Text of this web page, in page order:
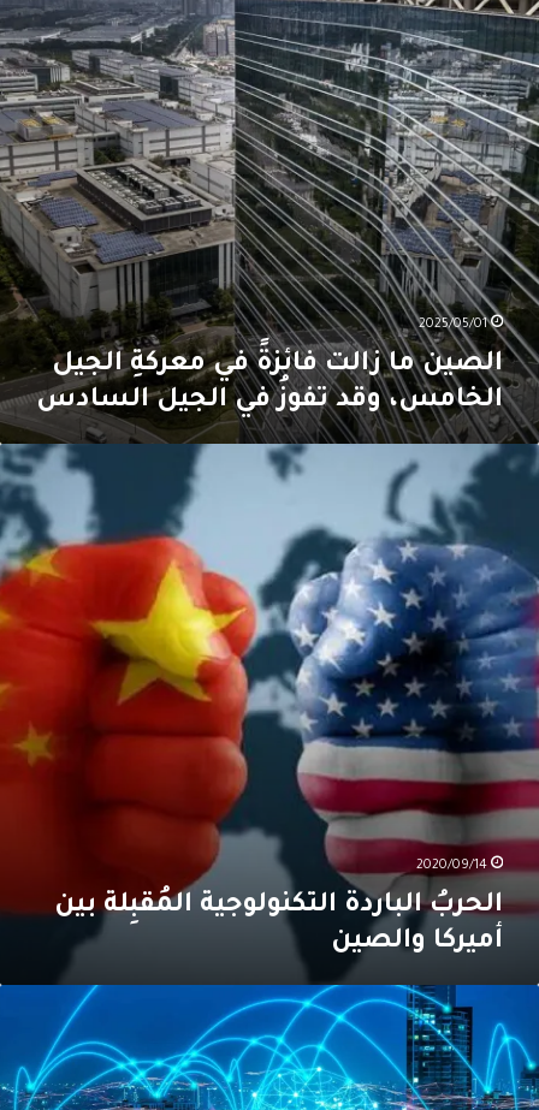
في
الجيل
الخامس،
وقد
تفوزُ
في
الجيل
السادس
2025/05/01
الصين ما زالت فائزةً في معركةِ الجيل
الخامس، وقد تفوزُ في الجيل السادس
التكنولوجية
أميركا
والصين
2020/09/14
الحربُ الباردة التكنولوجية المُقبِلة بين
أميركا والصين
الخليج،
والحربُ
التكنولوجية
بين